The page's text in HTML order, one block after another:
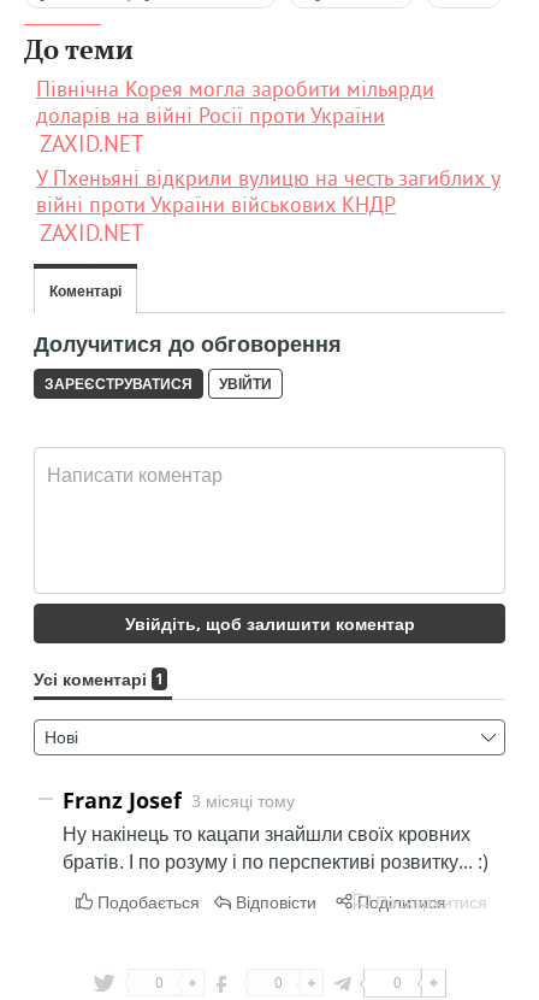
До теми
Північна Корея могла заробити мільярди
доларів на війні Росії проти України
ZAXID.NET
У Пхеньяні відкрили вулицю на честь загиблих у
війні проти України військових КНДР
ZAXID.NET
0 0 0